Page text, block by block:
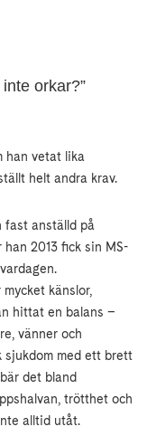
orkar?”
han vetat lika
helt andra krav.
fast anställd på
2013 fick sin MS-
känslor,
hittat en balans –
vänner och
sjukdom med ett brett
det bland
trötthet och
alltid utåt.